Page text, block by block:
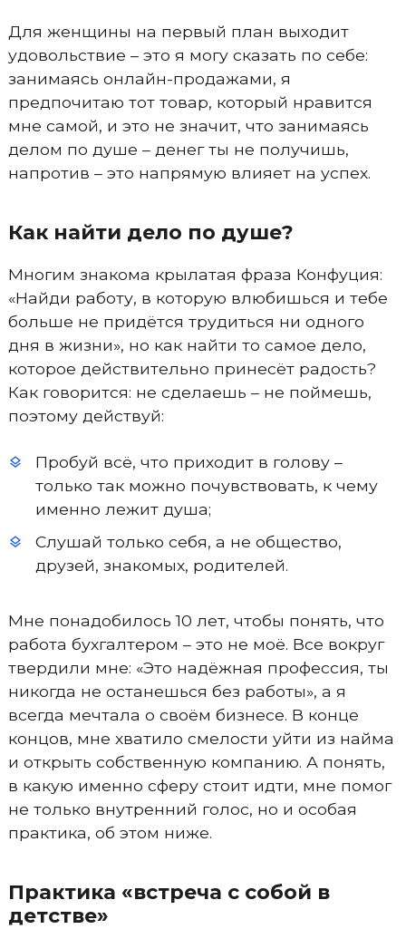
Для женщины на первый план выходит
удовольствие – это я могу сказать по себе:
занимаясь онлайн-продажами, я
предпочитаю тот товар, который нравится
мне самой, и это не значит, что занимаясь
делом по душе – денег ты не получишь,
напротив – это напрямую влияет на успех.
Как найти дело по душе?
Многим знакома крылатая фраза Конфуция:
«Найди работу, в которую влюбишься и тебе
больше не придётся трудиться ни одного
дня в жизни», но как найти то самое дело,
которое действительно принесёт радость?
Как говорится: не сделаешь – не поймешь,
поэтому действуй:
Пробуй всё, что приходит в голову –
только так можно почувствовать, к чему
именно лежит душа;
Слушай только себя, а не общество,
друзей, знакомых, родителей.
Мне понадобилось 10 лет, чтобы понять, что
работа бухгалтером – это не моё. Все вокруг
твердили мне: «Это надёжная профессия, ты
никогда не останешься без работы», а я
всегда мечтала о своём бизнесе. В конце
концов, мне хватило смелости уйти из найма
и открыть собственную компанию. А понять,
в какую именно сферу стоит идти, мне помог
не только внутренний голос, но и особая
практика, об этом ниже.
Практика «встреча с собой в
детстве»